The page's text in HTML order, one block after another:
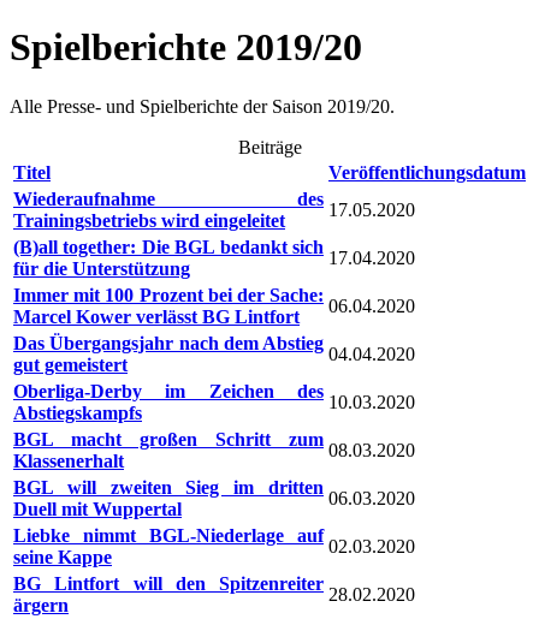
Spielberichte 2019/20
Alle Presse- und Spielberichte der Saison 2019/20.
Beiträge
Titel
Veröffentlichungsdatum
Wiederaufnahme des
Trainingsbetriebs wird eingeleitet
17.05.2020
(B)all together: Die BGL bedankt sich
für die Unterstützung
17.04.2020
Immer mit 100 Prozent bei der Sache:
Marcel Kower verlässt BG Lintfort
06.04.2020
Das Übergangsjahr nach dem Abstieg
gut gemeistert
04.04.2020
Oberliga-Derby im Zeichen des
Abstiegskampfs
10.03.2020
BGL macht großen Schritt zum
Klassenerhalt
08.03.2020
BGL will zweiten Sieg im dritten
Duell mit Wuppertal
06.03.2020
Liebke nimmt BGL-Niederlage auf
seine Kappe
02.03.2020
BG Lintfort will den Spitzenreiter
ärgern
28.02.2020